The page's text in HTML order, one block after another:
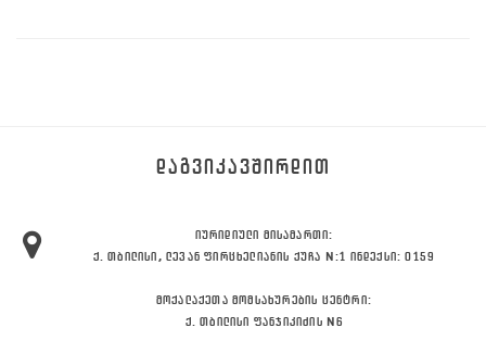
ᲓᲐᲒᲕᲘᲙᲐᲕᲨᲘᲠᲓᲘᲗ
ᲘᲣᲠᲘᲓᲘᲣᲚᲘ ᲛᲘᲡᲐᲛᲐᲠᲗᲘ:
Ქ. ᲗᲑᲘᲚᲘᲡᲘ, ᲚᲔᲕᲐᲜ ᲤᲘᲠᲪᲮᲔᲚᲘᲐᲜᲘᲡ ᲥᲣᲩᲐ N:1 ᲘᲜᲓᲔᲥᲡᲘ: 0159
ᲛᲝᲥᲐᲚᲐᲥᲔᲗᲐ ᲛᲝᲛᲡᲐᲮᲣᲠᲔᲑᲘᲡ ᲪᲔᲜᲢᲠᲘ:
Ქ. ᲗᲑᲘᲚᲘᲡᲘ ᲤᲐᲜᲯᲘᲙᲘᲫᲘᲡ N6